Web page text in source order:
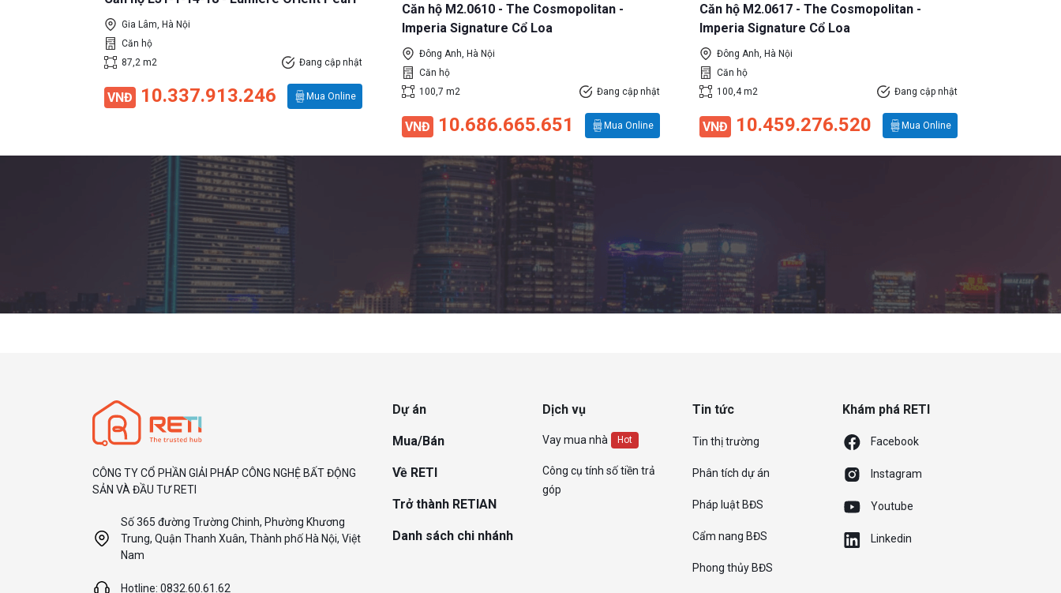
Gia Lâm, Hà Nội
Căn hộ
87,2 m2
Đang cập nhật
VNĐ 10.337.913.246 Mua Online
Căn hộ M2.0610 - The Cosmopolitan -
Imperia Signature Cổ Loa
Đông Anh, Hà Nội
Căn hộ
100,7 m2
Đang cập nhật
VNĐ 10.686.665.651 Mua Online
Căn hộ M2.0617 - The Cosmopolitan -
Imperia Signature Cổ Loa
Đông Anh, Hà Nội
Căn hộ
100,4 m2
Đang cập nhật
VNĐ 10.459.276.520 Mua Online
CÔNG TY CỔ PHẦN GIẢI PHÁP CÔNG NGHỆ BẤT ĐỘNG
SẢN VÀ ĐẦU TƯ RETI
Số 365 đường Trường Chinh, Phường Khương
Trung, Quận Thanh Xuân, Thành phố Hà Nội, Việt
Nam
Hotline: 0832.60.61.62
Dự án
Mua/Bán
Về RETI
Trở thành RETIAN
Danh sách chi nhánh
Dịch vụ
Vay mua nhà Hot
Công cụ tính số tiền trả
góp
Tin tức
Tin thị trường
Phân tích dự án
Pháp luật BĐS
Cẩm nang BĐS
Phong thủy BĐS
Khám phá RETI
Facebook
Instagram
Youtube
Linkedin